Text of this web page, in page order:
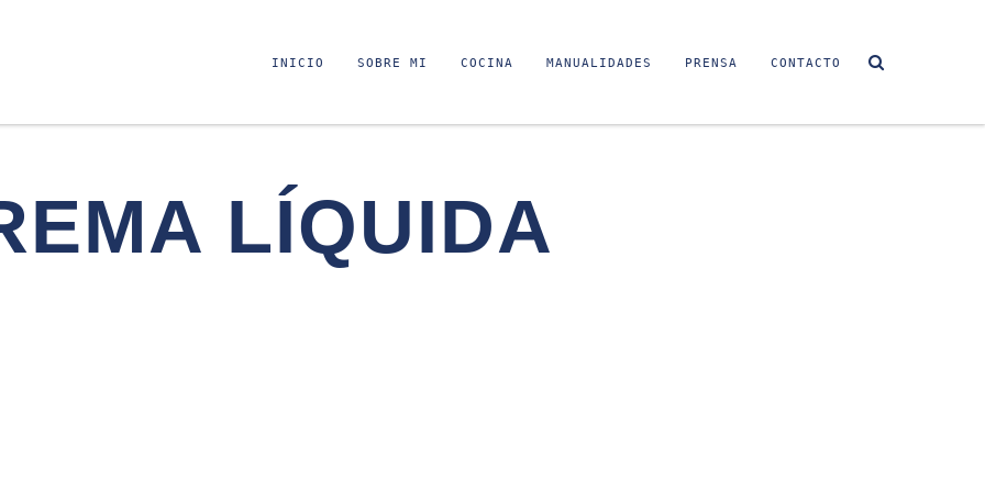
INICIO SOBRE MI COCINA MANUALIDADES PRENSA CONTACTO
LÍQUIDA